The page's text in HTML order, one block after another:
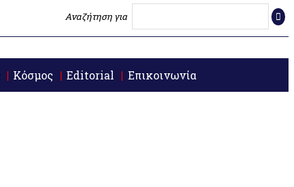
Αναζήτηση για
Κόσμος Editorial Επικοινωνία